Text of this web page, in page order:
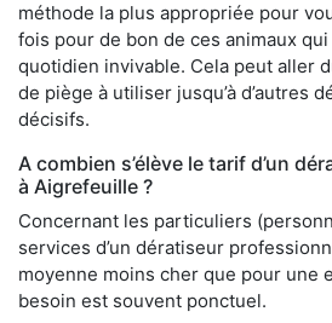
méthode la plus appropriée pour
fois pour de bon de ces animaux
quotidien invivable. Cela peut aller
de piège à utiliser jusqu’à d’autres
décisifs.
A combien s’élève le tarif d’un
à Aigrefeuille ?
Concernant les particuliers
services d’un dératiseur
moyenne moins cher que pour une
besoin est souvent ponctuel.